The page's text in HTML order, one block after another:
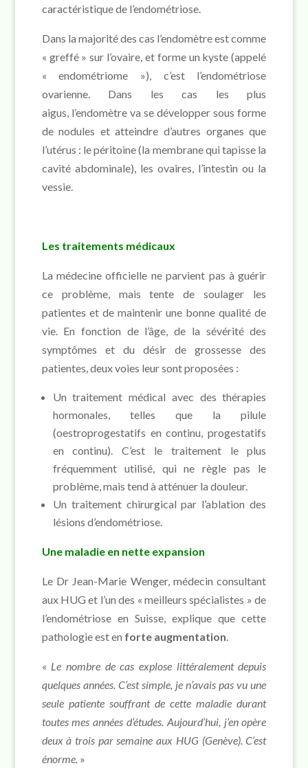
caractéristique de l’endométriose.
Dans la majorité des cas l’endomètre est comme
« greffé » sur l’ovaire, et forme un kyste (appelé
« endométriome »), c’est l’endométriose
ovarienne. Dans les cas les plus
aigus, l’endomètre va se développer sous forme
de nodules et atteindre d’autres organes que
l’utérus : le péritoine (la membrane qui tapisse la
cavité abdominale), les ovaires, l’intestin ou la
vessie.
Les traitements médicaux
La médecine officielle ne parvient pas à guérir
ce problème, mais tente de soulager les
patientes et de maintenir une bonne qualité de
vie. En fonction de l’âge, de la sévérité des
symptômes et du désir de grossesse des
patientes, deux voies leur sont proposées :
Un traitement médical avec des thérapies
hormonales, telles que la pilule
(oestroprogestatifs en continu, progestatifs
en continu). C’est le traitement le plus
fréquemment utilisé, qui ne règle pas le
problème, mais tend à atténuer la douleur.
Un traitement chirurgical par l’ablation des
lésions d’endométriose.
Une maladie en nette expansion
Le Dr Jean-Marie Wenger, médecin consultant
aux HUG et l’un des « meilleurs spécialistes » de
l’endométriose en Suisse, explique que cette
pathologie est en forte augmentation
« Le nombre de cas explose littéralement depuis
quelques années. C’est simple, je n’avais pas vu une
seule patiente souffrant de cette maladie durant
toutes mes années d’études. Aujourd’hui, j’en opère
deux à trois par semaine aux HUG (Genève). C’est
énorme. »